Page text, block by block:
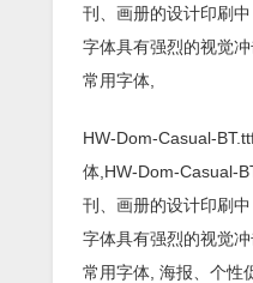
刊、画册的设计印刷
字体具有强烈的视觉
常用字体,
HW-Dom-Casual-
体,HW-Dom-Casual-
刊、画册的设计印刷
字体具有强烈的视觉
常用字体, 海报、个性